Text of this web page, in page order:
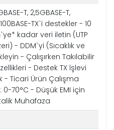
T, 2,5GBASE-T,
TX`i destekler - 10
kadar veri iletin (UTP
- DDM`yi (Sıcaklık ve
- Çalışırken Takılabilir
- Destek TX İşlevi
- Ticari Ürün Çalışma
0-70°C - Düşük EMI için
Muhafaza